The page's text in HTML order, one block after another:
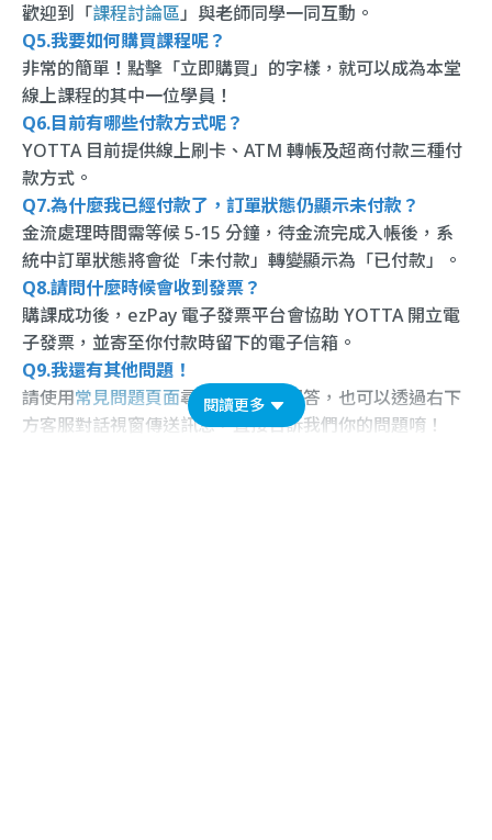
歡迎到「課程討論區」與老師同學一同互動。
Q5.我要如何購買課程呢？
非常的簡單！點擊「立即購買」的字樣，就可以成為本堂
線上課程的其中一位學員！
Q6.目前有哪些付款方式呢？
YOTTA 目前提供線上刷卡、ATM 轉帳及超商付款三種付
款方式。
Q7.為什麼我已經付款了，訂單狀態仍顯示未付款？
金流處理時間需等候 5-15 分鐘，待金流完成入帳後，系
統中訂單狀態將會從「未付款」轉變顯示為「已付款」。
Q8.請問什麼時候會收到發票？
購課成功後，ezPay 電子發票平台會協助 YOTTA 開立電
子發票，並寄至你付款時留下的電子信箱。
Q9.我還有其他問題！
請使用常見問題頁面尋找相關文章解答，也可以透過右下
方客服對話視窗傳送訊息，直接告訴我們你的問題唷！
閱讀更多